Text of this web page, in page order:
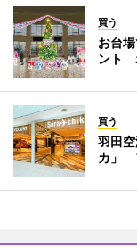
買う
お台
ント
買う
羽田
カ」